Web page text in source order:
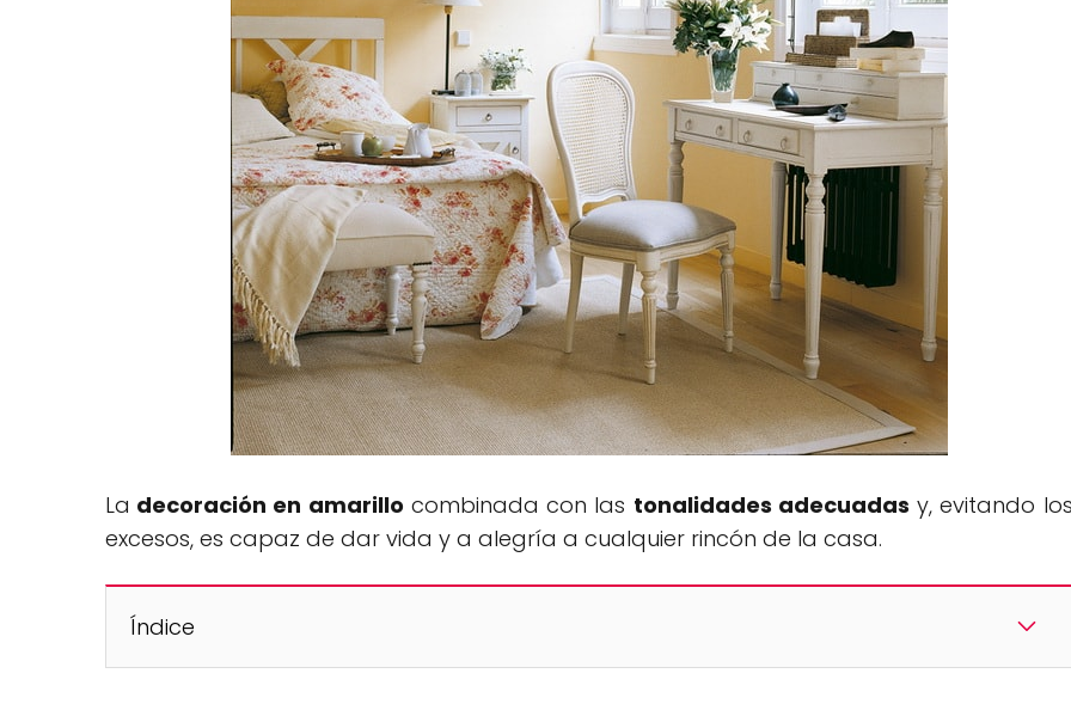
La decoración en amarillo combinada con las tonalidades adecuadas y, evitando los
excesos, es capaz de dar vida y a alegría a cualquier rincón de la casa.
Índice